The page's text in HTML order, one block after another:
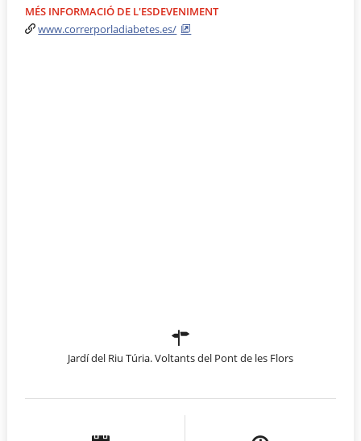
MÉS INFORMACIÓ DE L'ESDEVENIMENT
www.correrporladiabetes.es/
Jardí del Riu Túria. Voltants del Pont de les Flors